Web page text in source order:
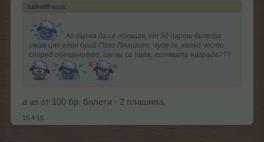
tutifruti9 каза: ↑
Аз държа да се похваля, от 90 парти билета
имам цял един брой Пого Плашило. Чудя се, колко често
според обещанието, ще ни се пада, голямата награда???
а аз от 100 бр. билети - 2 плашила.
15.4.15